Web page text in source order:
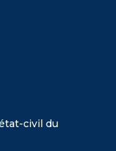
civil du